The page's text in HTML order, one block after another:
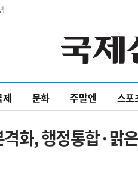
제 문화 주말엔 스포
화, 행정통합·맑